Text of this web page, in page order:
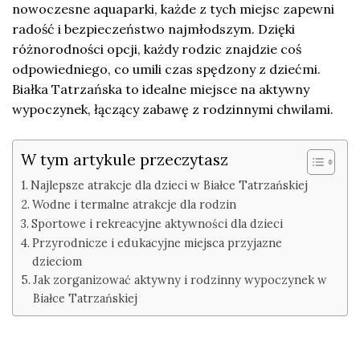
nowoczesne aquaparki, każde z tych miejsc zapewni
radość i bezpieczeństwo najmłodszym. Dzięki
różnorodności opcji, każdy rodzic znajdzie coś
odpowiedniego, co umili czas spędzony z dziećmi.
Białka Tatrzańska to idealne miejsce na aktywny
wypoczynek, łączący zabawę z rodzinnymi chwilami.
W tym artykule przeczytasz
Najlepsze atrakcje dla dzieci w Białce Tatrzańskiej
Wodne i termalne atrakcje dla rodzin
Sportowe i rekreacyjne aktywności dla dzieci
Przyrodnicze i edukacyjne miejsca przyjazne
dzieciom
Jak zorganizować aktywny i rodzinny wypoczynek w
Białce Tatrzańskiej